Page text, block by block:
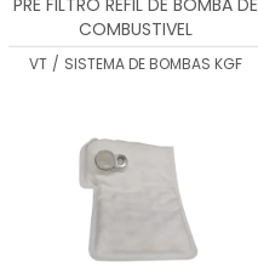
COMBUSTIVEL
VT / SISTEMA DE BOMBAS KGF